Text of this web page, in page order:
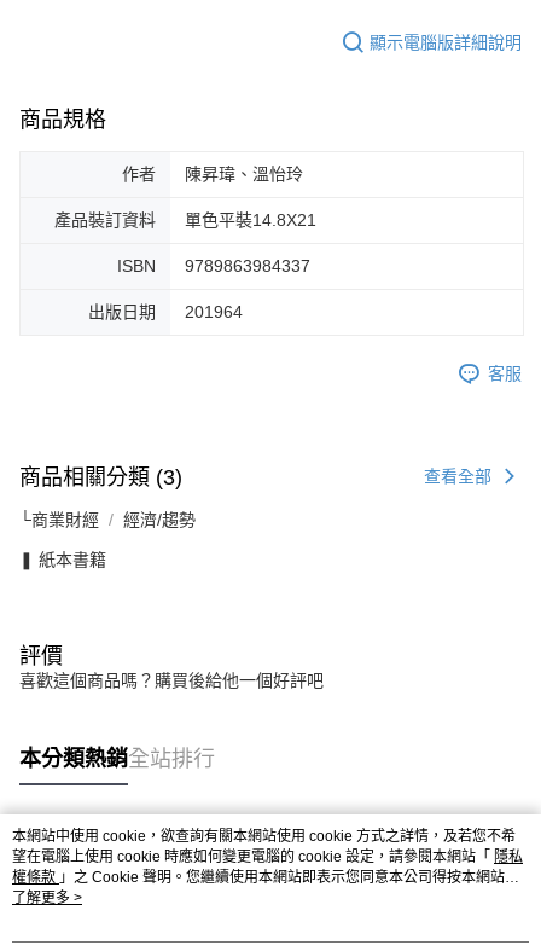
顯示電腦版詳細說明
商品規格
作者 陳昇瑋、溫怡玲
產品裝訂資料 單色平裝14.8X21
ISBN 9789863984337
出版日期 201964
客服
商品相關分類 (3) 查看全部
└商業財經 經濟/趨勢
❚ 紙本書籍
評價
喜歡這個商品嗎？購買後給他一個好評吧
本分類熱銷全站排行
熱門標籤
本網站中使用 cookie，欲查詢有關本網站使用 cookie 方式之詳情，及若您不希
望在電腦上使用 cookie 時應如何變更電腦的 cookie 設定，請參閱本網站「 隱私
權條款 」之 Cookie 聲明。您繼續使用本網站即表示您同意本公司得按本網站使
用條款之 Cookie 聲明使用 cookie。
了解更多 >